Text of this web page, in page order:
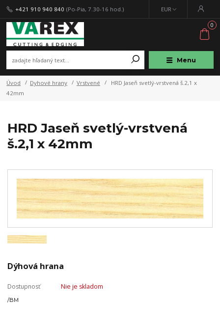
Menu
EUR
+421 910 940 840 (Po-Pia, 7.30-16 hod.)
0
Úvod Dyhové hrany Vrstvené
HRD Jaseň svetlý-vrstvená š.2,1 x
42mm
HRD Jaseň svetlý-vrstvená
š.2,1 x 42mm
Dýhová hrana
Dostupnosť Nie je skladom
/BM